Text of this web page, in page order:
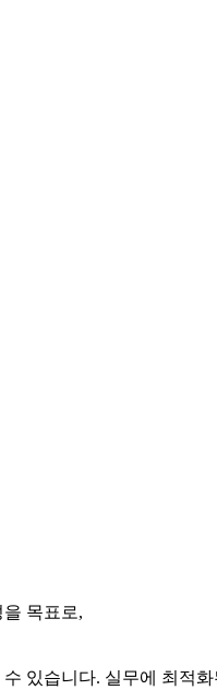
목표로,
있습니다. 실무에 최적